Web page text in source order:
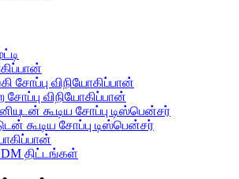
சோப்பு விநியோகிப்பான்
விநியோகிப்பான்
கூடிய சோப்பு டிஸ்பென்சர்
கூடிய சோப்பு டிஸ்பென்சர்
திட்டங்கள்